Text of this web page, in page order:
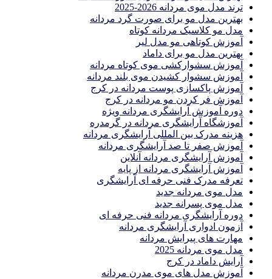
ترند مدل موی مردانه 2026-2025
بهترين مدل مو براى صورت گرد مردانه
مدل مو کلاسیک مردانه کوتاه
آموزش کوتاهی مو مدل لیر
بهترین مدل مو برای داماد
آموزش سشوارکشی موی کوتاه مردانه
آموزش سشوار کشیدن موی بلند مردانه
آموزش پاکسازی پوست مردانه در کرج
آموزش فر کردن مو مردانه در کرج
دوره آموزش آرایشگری مردانه ویژه
آموزشگاه آرایشگری مردانه در گرمدره
هزینه مدرک بین المللی آرایشگری مردانه
آموزش صفر تا صد آرایشگری مردانه
آموزش آرایشگری مردانه آنلاین
آموزش آرایشگری مردانه از پایه
تعرفه مدرک فنی حرفه ای آرایشگری
مدل موی مردانه جدید
مدل موی پسرانه جدید
دوره آرایشگری مردانه فنی حرفه ای
آزمون ادواری آرایشگری مردانه
مهارت های پیرایش مردانه
مدل موی مردانه 2025
آرایش داماد در کرج
آموزش مدل های موی مدرن مردانه